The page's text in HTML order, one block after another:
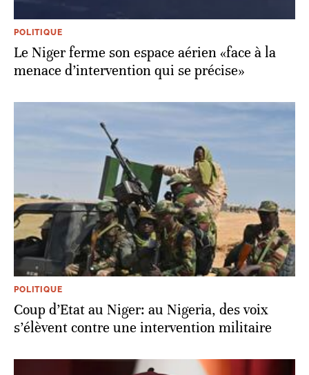
POLITIQUE
Le Niger ferme son espace aérien «face à la
menace d’intervention qui se précise»
POLITIQUE
Coup d’Etat au Niger: au Nigeria, des voix
s’élèvent contre une intervention militaire